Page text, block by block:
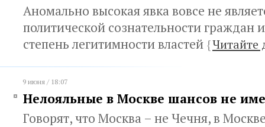
Аномально высокая явка вовсе не
политической сознательности граждан
степень легитимности властей {Читайте
9 июня / 18:07
Нелояльные в Москве шансов не
Говорят, что Москва – не Чечня, в